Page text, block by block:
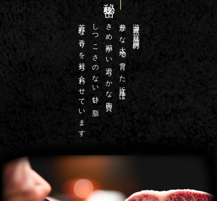
滋賀県・琵琶湖畔の
豊かな大地で育った近江牛は
きめ細かい滑らかな肉質、
しつこさのない甘い脂
芳醇な香りを持ち合わせています